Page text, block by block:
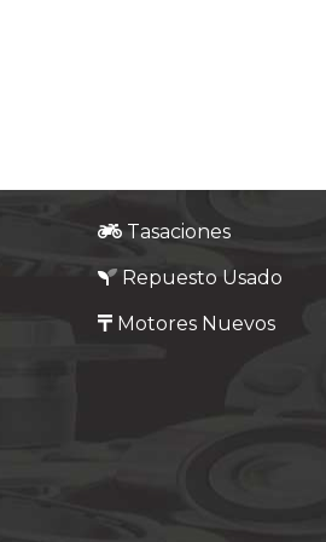
Tasaciones
Repuesto Usado
Motores Nuevos